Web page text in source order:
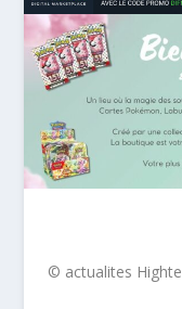
© actualites